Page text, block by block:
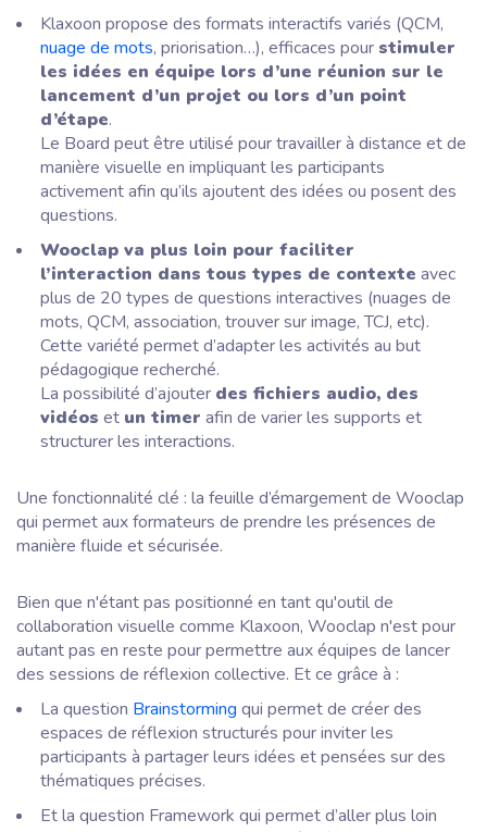
Klaxoon propose des formats interactifs variés (QCM,
nuage de mots, priorisation…), efficaces pour stimuler
les idées en équipe lors d’une réunion sur le
lancement d’un projet ou lors d’un point
d’étape.
Le Board peut être utilisé pour travailler à distance et de
manière visuelle en impliquant les participants
activement afin qu’ils ajoutent des idées ou posent des
questions.
Wooclap va plus loin pour faciliter
l’interaction dans tous types de contexte avec
plus de 20 types de questions interactives (nuages de
mots, QCM, association, trouver sur image, TCJ, etc).
Cette variété permet d’adapter les activités au but
pédagogique recherché.
La possibilité d’ajouter des fichiers audio, des
vidéos et un timer afin de varier les supports et
structurer les interactions.
Une fonctionnalité clé : la feuille d’émargement de Wooclap
qui permet aux formateurs de prendre les présences de
manière fluide et sécurisée.
Bien que n'étant pas positionné en tant qu'outil de
collaboration visuelle comme Klaxoon, Wooclap n'est pour
autant pas en reste pour permettre aux équipes de lancer
des sessions de réflexion collective. Et ce grâce à :
La question Brainstorming qui permet de créer des
espaces de réflexion structurés pour inviter les
participants à partager leurs idées et pensées sur des
thématiques précises.
Et la question Framework qui permet d’aller plus loin